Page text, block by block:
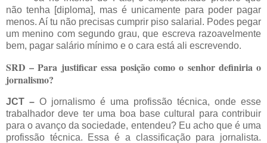
não tenha [diploma], mas é unicamente para poder pagar
menos. Aí tu não precisas cumprir piso salarial. Podes pegar
um menino com segundo grau, que escreva razoavelmente
bem, pagar salário mínimo e o cara está ali escrevendo.
SRD – Para justificar essa posição como o senhor definiria o
jornalismo?
JCT – O jornalismo é uma profissão técnica, onde esse
trabalhador deve ter uma boa base cultural para contribuir
para o avanço da sociedade, entendeu? Eu acho que é uma
profissão técnica. Essa é a classificação para jornalista.